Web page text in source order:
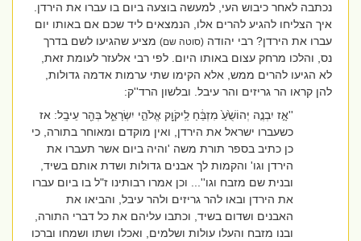
נכתבה לאחר כיבוש העי, למעשה בוצעה ביום בו עברו את הירדן.
איך הצליחו להגיע להרים אלו, הנמצאים ליד שכם אם באותו יום
עברו את הירדן? רבי יהודה(סוטה שם)מציע שהגיעו לשם בדרך
נס, והלכו מרחק עצום באותו היום. לפי רבי אלעזר לעומת זאת,
לא הגיעו להרים ממש, אלא הקימו שתי ערמות אדמה גדולות,
להן קראו הר גריזים והר עיבל. ובלשון הרד''ק:
''אָ֣ז יִבְנֶ֤ה יְהוֹשֻׁ֙עַ֙ מִזְבֵּ֔חַ לַֽיקֹוָ֖ק אֱלֹהֵ֣י יִשְׂרָאֵ֑ל בְּהַ֖ר עֵיבָֽל: אז
כשעברו ישראל את הירדן, ואין מוקדם ומאוחר בתורה, כי
כן כתיב בספר תורת משה 'והיה ביום אשר תעברו את
הירדן וגו' והקמות לך אבנים גדולות ושדת אותם בשיד,
ובנית שם מזבח וגו''... וכן אמרו רבותינו ז"ל בו ביום עברו
את הירדן ובאו להר גריזים ולהר עיבל, והביאו את
האבנים ושדום בשיד, וכתבו עליהם את כל דברי התורה,
ובנו מזבח והעלו עולות ושלמים, ואכלו ושתו ושמחו וברכו